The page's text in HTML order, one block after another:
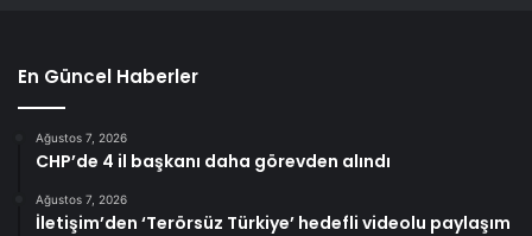
En Güncel Haberler
Ağustos 7, 2026
CHP’de 4 il başkanı daha görevden alındı
Ağustos 7, 2026
İletişim’den ‘Terörsüz Türkiye’ hedefli videolu paylaşım